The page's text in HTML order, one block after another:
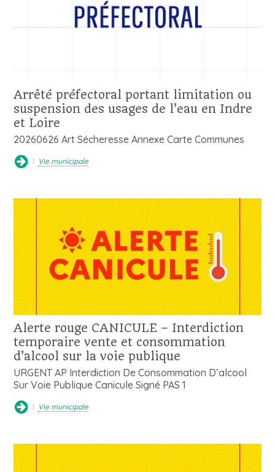
Arrêté préfectoral portant limitation ou
suspension des usages de l’eau en Indre
et Loire
20260626 Art Sécheresse Annexe Carte Communes
Vie municipale
Alerte rouge CANICULE – Interdiction
temporaire vente et consommation
d’alcool sur la voie publique
URGENT AP Interdiction De Consommation D’alcool
Sur Voie Publique Canicule Signé PAS 1
Vie municipale